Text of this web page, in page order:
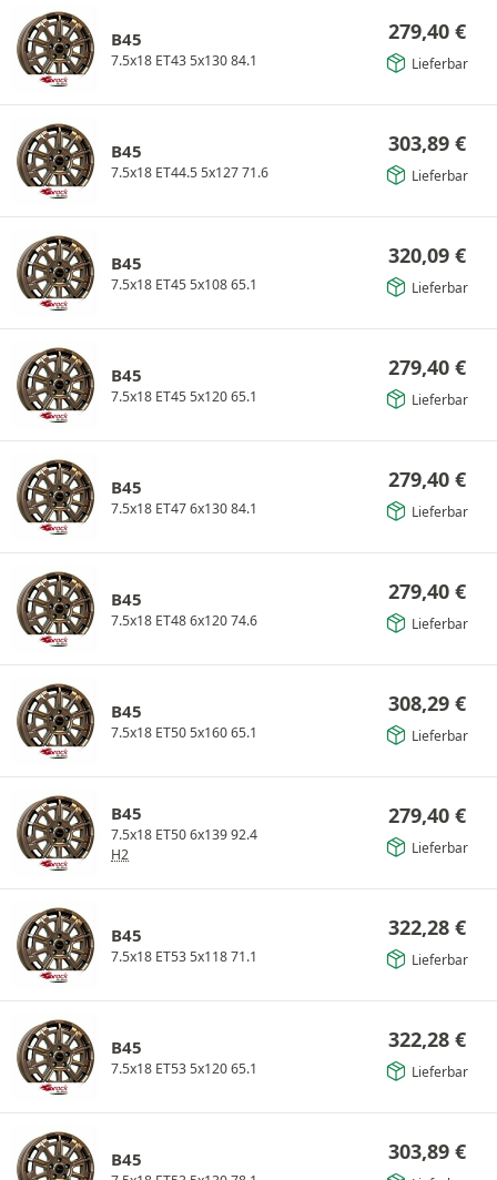
B45
7.5x18 ET43 5x130 84.1
279,40 €
Lieferbar
B45
7.5x18 ET44.5 5x127 71.6
303,89 €
Lieferbar
B45
7.5x18 ET45 5x108 65.1
320,09 €
Lieferbar
B45
7.5x18 ET45 5x120 65.1
279,40 €
Lieferbar
B45
7.5x18 ET47 6x130 84.1
279,40 €
Lieferbar
B45
7.5x18 ET48 6x120 74.6
279,40 €
Lieferbar
B45
7.5x18 ET50 5x160 65.1
308,29 €
Lieferbar
B45
7.5x18 ET50 6x139 92.4
H2
279,40 €
Lieferbar
B45
7.5x18 ET53 5x118 71.1
322,28 €
Lieferbar
B45
7.5x18 ET53 5x120 65.1
322,28 €
Lieferbar
B45 303,89 €